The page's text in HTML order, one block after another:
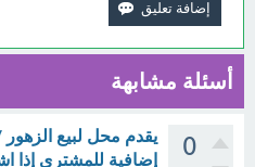
أسئلة مشابهة
0
إضافية للمشتري إذا